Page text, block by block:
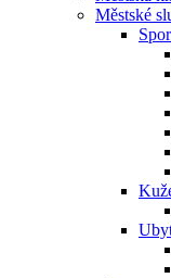
Městské